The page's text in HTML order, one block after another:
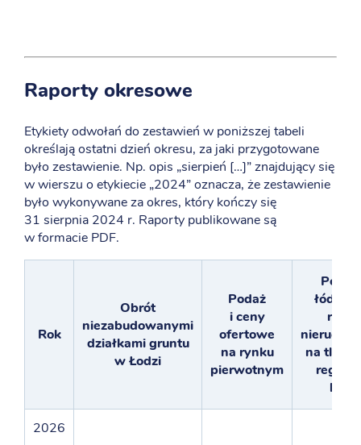
Raporty okresowe
Etykiety odwołań do zestawień w poniższej tabeli
określają ostatni dzień okresu, za jaki przygotowane
było zestawienie. Np. opis „sierpień […]” znajdujący się
w wierszu o etykiecie „2024” oznacza, że zestawienie
było wykonywane za okres, który kończy się
31 sierpnia 2024 r. Raporty publikowane są
w formacie PDF.
Rok
Obrót
niezabudowanymi
działkami gruntu
w Łodzi
Podaż
i ceny
ofertowe
na rynku
pierwotnym
rynku
na tle
kraju
2026